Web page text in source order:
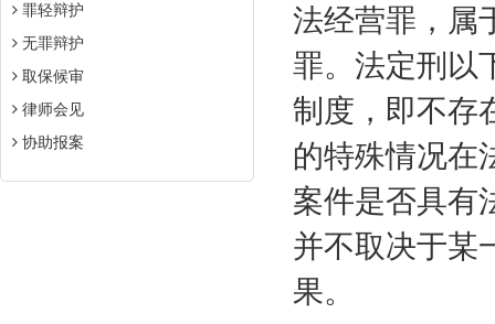
罪轻辩护
无罪辩护
取保候审
律师会见
协助报案
法经营罪，属
罪。法定刑以
制度，即不存
的特殊情况在
案件是否具有
并不取决于某
果。